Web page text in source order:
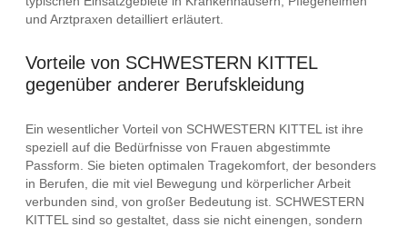
und Arztpraxen detailliert erläutert.
Vorteile von SCHWESTERN KITTEL
gegenüber anderer Berufskleidung
Ein wesentlicher Vorteil von SCHWESTERN KITTEL ist ihre
speziell auf die Bedürfnisse von Frauen abgestimmte
Passform. Sie bieten optimalen Tragekomfort, der besonders
in Berufen, die mit viel Bewegung und körperlicher Arbeit
verbunden sind, von großer Bedeutung ist. SCHWESTERN
KITTEL sind so gestaltet, dass sie nicht einengen, sondern